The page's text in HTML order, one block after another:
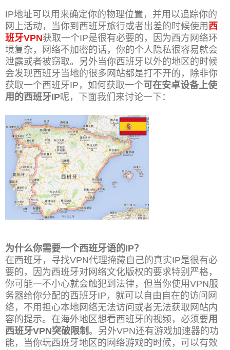
IP地址可以用来确定你的物理位置，并用以追踪你的
网上活动，当你到西班牙旅行或者出差的时候使用 西
班牙VPN获取一个IP是很有必要的，因为西方网络环
境复杂，网络不加密的话，你的个人隐私很容易就会
泄露或者被窃取。另外当你西班牙以外的地区的时候
会发现西班牙当地的很多网站都是打不开的，除非你
获取一个西班牙IP，如何获取一个 可在安卓设备上使
用的西班牙IP呢，下面我们来讨论一下：
为什么你需要一个西班牙语的IP？
在西班牙，寻找VPN代理掩藏自己的真实IP是很有必
要的，因为西班牙对网络文化版权的要求特别严格，
你可能一不小心就会触犯到法律，但当你使用VPN服
务器给你分配的西班牙IP，就可以自由自在的访问网
络，不用担心本地网络无法访问或者无法获取网站内
容的提示。在海外地区想看西班牙的视频，必须要用
西班牙VPN突破限制。另外VPN还有游戏加速器的功
能，当你玩西班牙地区的网络游戏的时候，可以有效